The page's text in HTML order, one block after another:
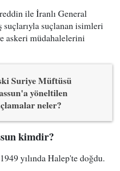
ile İranlı General
suçlarıyla suçlanan isimleri
askeri müdahalelerini
Suriye Müftüsü
yöneltilen
neler?
kimdir?
yılında Halep'te doğdu.